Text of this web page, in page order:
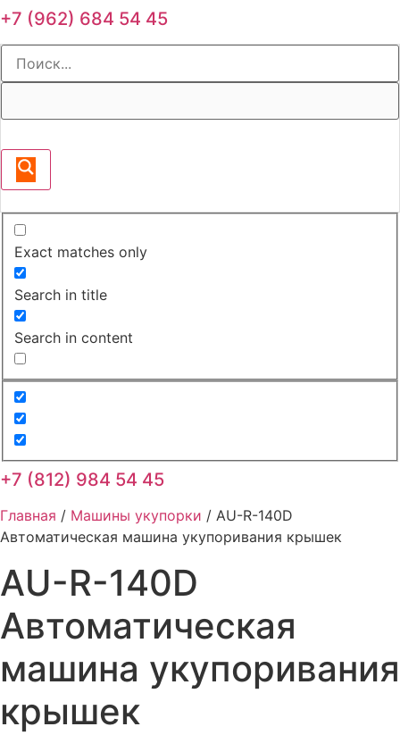
+7 (962) 684 54 45
Exact matches only
Search in title
Search in content
+7 (812) 984 54 45
Главная / Машины укупорки / AU-R-140D
Автоматическая машина укупоривания крышек
AU-R-140D
Автоматическая
машина укупоривания
крышек